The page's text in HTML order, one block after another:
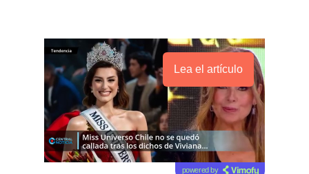
Lea el artículo
powered by